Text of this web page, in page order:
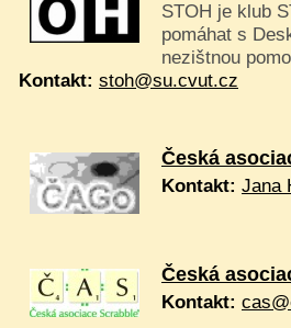
STOH je klub
pomáhat s
nezištnou
Kontakt: stoh@su.cvut.cz
Česká
Kontakt: Jana
Česká
Kontakt: